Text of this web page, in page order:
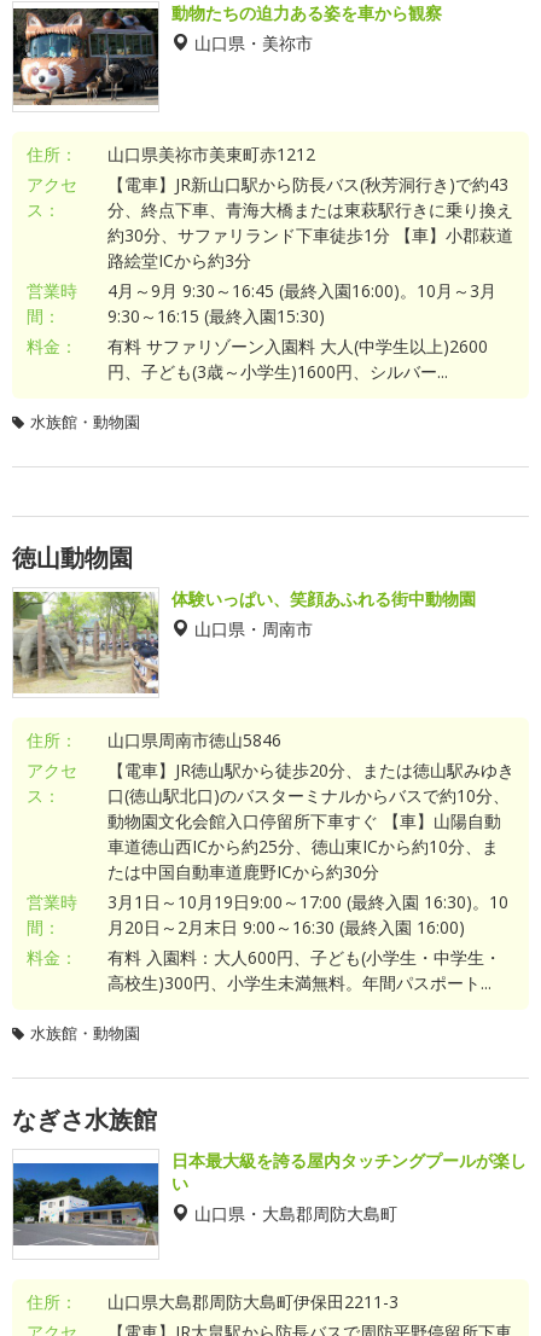
動物たちの迫力ある姿を車から観察
山口県・美祢市
住所：
山口県美祢市美東町赤1212
アクセ
ス：
【電車】JR新山口駅から防長バス(秋芳洞行き)で約43
分、終点下車、青海大橋または東萩駅行きに乗り換え
約30分、サファリランド下車徒歩1分 【車】小郡萩道
路絵堂ICから約3分
営業時
間：
4月～9月 9:30～16:45 (最終入園16:00)。10月～3月
9:30～16:15 (最終入園15:30)
料金：
有料 サファリゾーン入園料 大人(中学生以上)2600
円、子ども(3歳～小学生)1600円、シルバー...
水族館・動物園
徳山動物園
体験いっぱい、笑顔あふれる街中動物園
山口県・周南市
住所：
山口県周南市徳山5846
アクセ
ス：
【電車】JR徳山駅から徒歩20分、または徳山駅みゆき
口(徳山駅北口)のバスターミナルからバスで約10分、
動物園文化会館入口停留所下車すぐ 【車】山陽自動
車道徳山西ICから約25分、徳山東ICから約10分、ま
たは中国自動車道鹿野ICから約30分
営業時
間：
3月1日～10月19日9:00～17:00 (最終入園 16:30)。10
月20日～2月末日 9:00～16:30 (最終入園 16:00)
料金：
有料 入園料：大人600円、子ども(小学生・中学生・
高校生)300円、小学生未満無料。年間パスポート...
水族館・動物園
なぎさ水族館
日本最大級を誇る屋内タッチングプールが楽し
い
山口県・大島郡周防大島町
住所：
山口県大島郡周防大島町伊保田2211-3